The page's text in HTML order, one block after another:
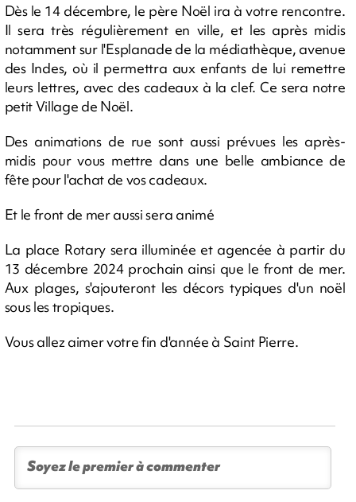
Dès le 14 décembre, le père Noël ira à votre rencontre.
Il sera très régulièrement en ville, et les après midis
notamment sur l'Esplanade de la médiathèque, avenue
des Indes, où il permettra aux enfants de lui remettre
leurs lettres, avec des cadeaux à la clef. Ce sera notre
petit Village de Noël.
Des animations de rue sont aussi prévues les après-
midis pour vous mettre dans une belle ambiance de
fête pour l'achat de vos cadeaux.
Et le front de mer aussi sera animé
La place Rotary sera illuminée et agencée à partir du
13 décembre 2024 prochain ainsi que le front de mer.
Aux plages, s'ajouteront les décors typiques d'un noël
sous les tropiques.
Vous allez aimer votre fin d'année à Saint Pierre.